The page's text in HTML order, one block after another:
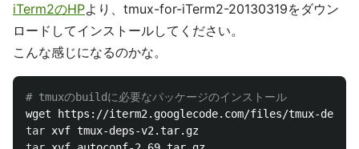
iTerm2のHPより、tmux-for-iTerm2-20130319をダウン
ロードしてインストールしてください。
こんな感じになるのかな。
# tmuxのbuildに必要なパッケージのインストール
tar